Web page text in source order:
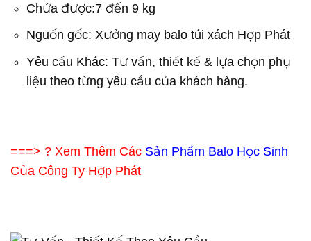
Chứa được:7 đến 9 kg
Nguốn gốc: Xưởng may balo túi xách Hợp Phát
Yêu cầu Khác: Tư vấn, thiết kế & lựa chọn phụ
liệu theo từng yêu cầu của khách hàng.
===> ? Xem Thêm Các Sản Phẩm Balo Học Sinh
Của Công Ty Hợp Phát